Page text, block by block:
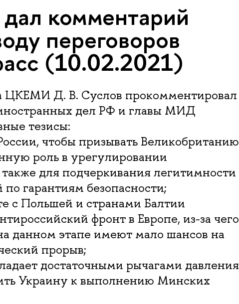
комментарий
переговоров
(10.02.2021)
ЦКЕМИ Д. В. Суслов прокомментировал
дел РФ и главы МИД
тезисы:
чтобы призывать Великобританию
роль в урегулировании
также для подчеркивания легитимности
гарантиям безопасности;
с Польшей и странами Балтии
фронт в Европе, из-за чего
данном этапе имеют мало шансов на
прорыв;
достаточными рычагами давления
Украину к выполнению Минских